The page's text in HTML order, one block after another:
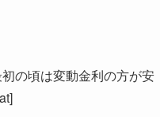
初の頃は変動金利の方が安